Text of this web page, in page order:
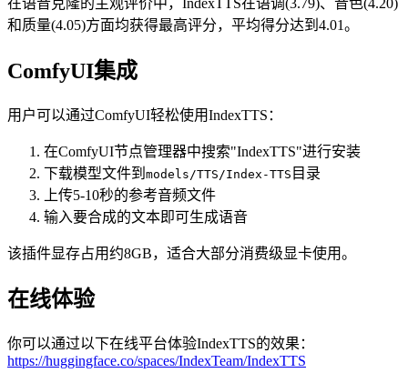
在语音克隆的主观评价中，IndexTTS在语调(3.79)、音色(4.20)
和质量(4.05)方面均获得最高评分，平均得分达到4.01。
ComfyUI集成
用户可以通过ComfyUI轻松使用IndexTTS：
在ComfyUI节点管理器中搜索"IndexTTS"进行安装
下载模型文件到 models/TTS/Index-TTS 目录
上传5-10秒的参考音频文件
输入要合成的文本即可生成语音
该插件显存占用约8GB，适合大部分消费级显卡使用。
在线体验
你可以通过以下在线平台体验IndexTTS的效果：
https://huggingface.co/spaces/IndexTeam/IndexTTS